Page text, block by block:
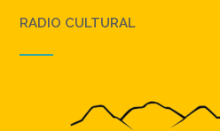
RADIO CULTURAL